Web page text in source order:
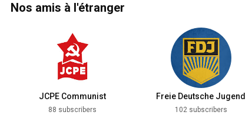
Nos amis à l'étranger
JCPE Communist
88 subscribers
Freie Deutsche Jugend
102 subscribers